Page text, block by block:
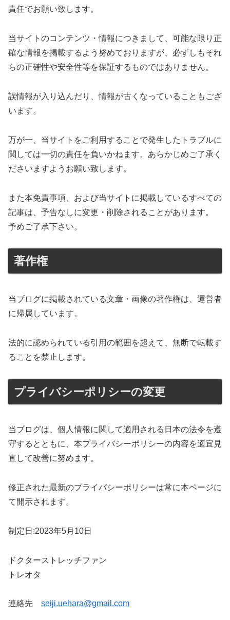
責任でお願い致します。
当サイトのコンテンツ・情報につきまして、可能な限り正
確な情報を掲載するよう努めておりますが、必ずしもそれ
らの正確性や安全性等を保証するものではありません。
誤情報が入り込んだり、情報が古くなっていることもござ
います。
万が一、当サイトをご利用することで発生したトラブルに
関しては一切の責任を負いかねます。あらかじめご了承く
ださいますようお願い致します。
また本免責事項、および当サイトに掲載しているすべての
記事は、予告なしに変更・削除されることがあります。
予めご了承下さい。
著作権
当ブログに掲載されている文章・画像の著作権は、運営者
に帰属しています。
法的に認められている引用の範囲を超えて、無断で転載す
ることを禁止します。
プライバシーポリシーの変更
当ブログは、個人情報に関して適用される日本の法令を遵
守するとともに、本プライバシーポリシーの内容を適宜見
直して改善に努めます。
修正された最新のプライバシーポリシーは常に本ページに
て開示されます。
制定日:2023年5月10日
ドクターストレッチファン
トレオタ
連絡先 seiji.uehara@gmail.com